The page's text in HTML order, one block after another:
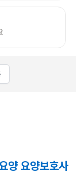
양 요양보호사